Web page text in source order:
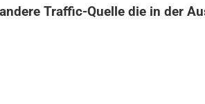
Traffic-Quelle die in der